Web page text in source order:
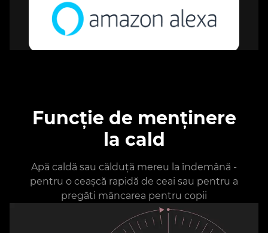
Funcție de menținere
la cald
Apă caldă sau călduță mereu la îndemână -
pentru o ceașcă rapidă de ceai sau pentru a
pregăti mâncarea pentru copii